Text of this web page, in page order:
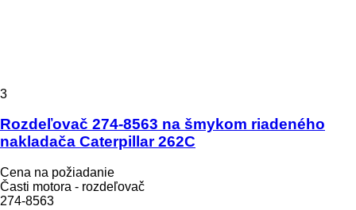
3
Rozdeľovač 274-8563 na šmykom riadeného
nakladača Caterpillar 262C
Cena na požiadanie
Časti motora - rozdeľovač
274-8563